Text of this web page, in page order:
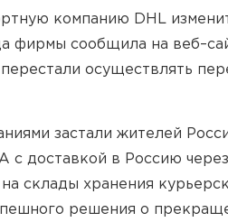
компанию DHL
фирмы сообщила на
осуществлять
застали жителей
доставкой в Россию
склады хранения
решения о